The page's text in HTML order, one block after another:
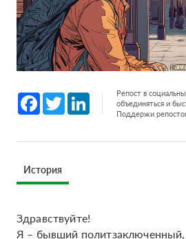
Facebook
Twitter LinkedInРепост в
объединяться и
Поддержи
История
Здравствуйте!
Я – бывший политзаключенный,